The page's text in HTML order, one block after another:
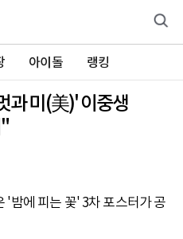
아이돌 랭킹
과 미(美)' 이중생
'밤에 피는 꽃' 3차 포스터가 공